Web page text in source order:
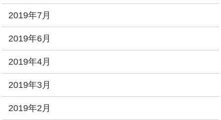
2019年7月
2019年6月
2019年4月
2019年3月
2019年2月